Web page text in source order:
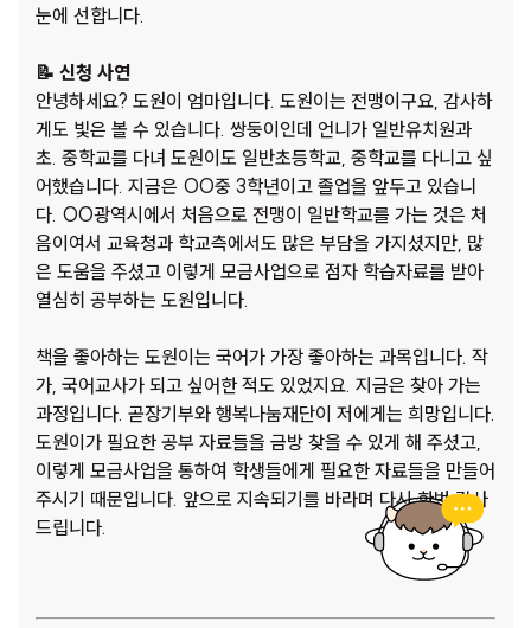
눈에 선합니다.
📝 신청 사연
안녕하세요? 도원이 엄마입니다. 도원이는 전맹이구요, 감사하
게도 빛은 볼 수 있습니다. 쌍둥이인데 언니가 일반유치원과
초. 중학교를 다녀 도원이도 일반초등학교, 중학교를 다니고 싶
어했습니다. 지금은 OO중 3학년이고 졸업을 앞두고 있습니
다. OO광역시에서 처음으로 전맹이 일반학교를 가는 것은 처
음이여서 교육청과 학교측에서도 많은 부담을 가지셨지만, 많
은 도움을 주셨고 이렇게 모금사업으로 점자 학습자료를 받아
열심히 공부하는 도원입니다.
책을 좋아하는 도원이는 국어가 가장 좋아하는 과목입니다. 작
가, 국어교사가 되고 싶어한 적도 있었지요. 지금은 찾아 가는
과정입니다. 곧장기부와 행복나눔재단이 저에게는 희망입니다.
도원이가 필요한 공부 자료들을 금방 찾을 수 있게 해 주셨고,
이렇게 모금사업을 통하여 학생들에게 필요한 자료들을 만들어
주시기 때문입니다. 앞으로 지속되기를 바라며 다시 한번 감사
드립니다.